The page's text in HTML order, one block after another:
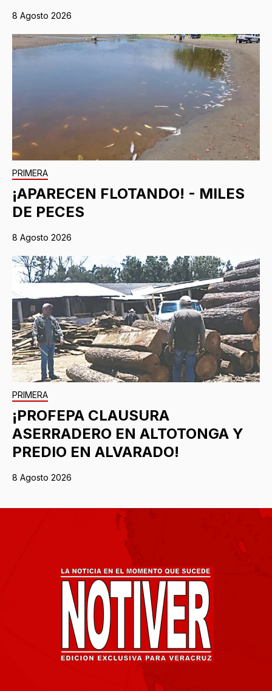
8 Agosto 2026
PRIMERA
¡APARECEN FLOTANDO! - MILES
DE PECES
8 Agosto 2026
PRIMERA
¡PROFEPA CLAUSURA
ASERRADERO EN ALTOTONGA Y
PREDIO EN ALVARADO!
8 Agosto 2026